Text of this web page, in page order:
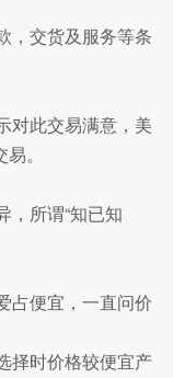
，交货及服务等条
对此交易满意，美
。
，所谓“知已知
占便宜，一直问价
择时价格较便宜产